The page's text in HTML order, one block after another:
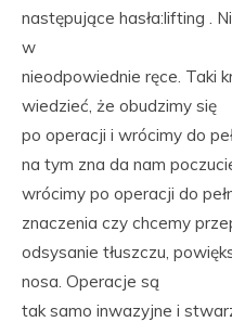
następujące hasła:lifting .
w
nieodpowiednie ręce. Taki
wiedzieć, że obudzimy się
po operacji i wrócimy do
na tym zna da nam
wrócimy po operacji do
znaczenia czy chcemy
odsysanie tłuszczu,
nosa. Operacje są
tak samo inwazyjne i